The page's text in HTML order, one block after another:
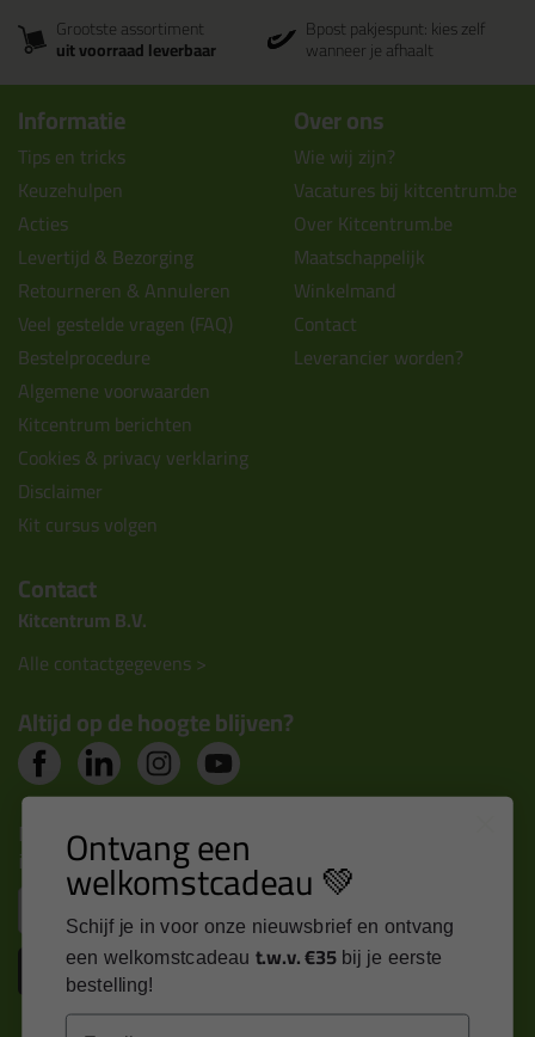
Grootste assortiment
uit voorraad leverbaar
Bpost pakjespunt: kies zelf
wanneer je afhaalt
Informatie
Tips en tricks
Keuzehulpen
Acties
Levertijd & Bezorging
Retourneren & Annuleren
Veel gestelde vragen (FAQ)
Bestelprocedure
Algemene voorwaarden
Kitcentrum berichten
Cookies & privacy verklaring
Disclaimer
Kit cursus volgen
Over ons
Wie wij zijn?
Vacatures bij kitcentrum.be
Over Kitcentrum.be
Maatschappelijk
Winkelmand
Contact
Leverancier worden?
Contact
Kitcentrum B.V.
Alle contactgegevens >
Altijd op de hoogte blijven?
Nieuws, tips en exclusieve deals rechtstreeks in je
inbox
Inschrijven
Ontvang een
welkomstcadeau 💚
Schijf je in voor onze nieuwsbrief en ontvang
een welkomstcadeau t.w.v. €35 bij je eerste
bestelling!
Email